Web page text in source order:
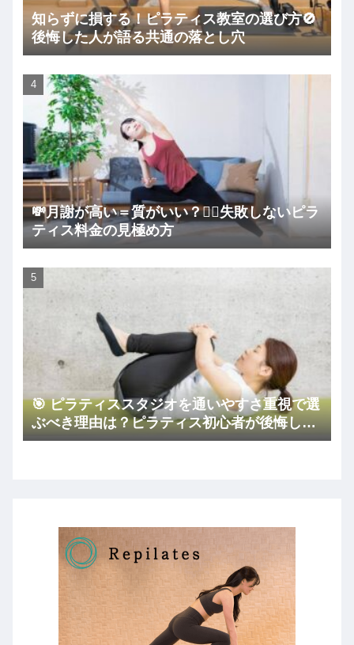
知らずに損する！ピラティス教室の選び方🚫
後悔した人が語る共通の落とし穴
💸月謝が高い＝質がいい？🧘‍♀️失敗しないピラ
ティス料金の見極め方
🎯 ピラティススタジオを通いやすさ重視で選
ぶべき理由は？ピラティス初心者が後悔しな
いコツ🏠